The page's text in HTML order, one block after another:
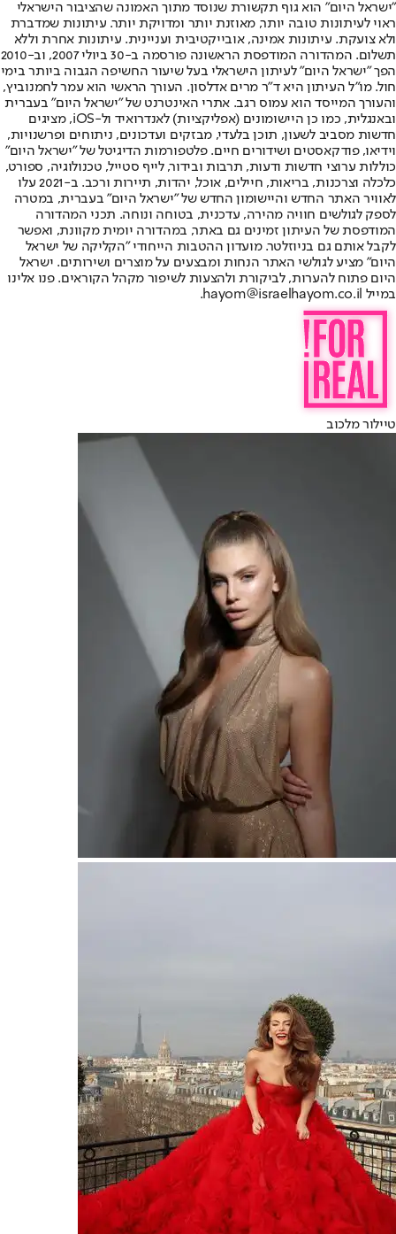
"ישראל היום" הוא גוף תקשורת שנוסד מתוך האמונה שהציבור הישראלי
ראוי לעיתונות טובה יותר, מאוזנת יותר ומדויקת יותר. עיתונות שמדברת
ולא צועקת. עיתונות אמינה, אובייקטיבית ועניינית. עיתונות אחרת וללא
תשלום. המהדורה המודפסת הראשונה פורסמה ב-30 ביולי 2007, וב-2010
הפך "ישראל היום" לעיתון הישראלי בעל שיעור החשיפה הגבוה ביותר בימי
חול. מו"ל העיתון היא ד"ר מרים אדלסון. העורך הראשי הוא עמר לחמנוביץ,
והעורך המייסד הוא עמוס רגב. אתרי האינטרנט של "ישראל היום" בעברית
ובאנגלית, כמו כן היישומונים (אפליקציות) לאנדרואיד ול-iOS, מציגים
חדשות מסביב לשעון, תוכן בלעדי, מבזקים ועדכונים, ניתוחים ופרשנויות,
וידיאו, פודקאסטים ושידורים חיים. פלטפורמות הדיגיטל של "ישראל היום"
כוללות ערוצי חדשות ודעות, תרבות ובידור, לייף סטייל, טכנולוגיה, ספורט,
כלכלה וצרכנות, בריאות, חיילים, אוכל, יהדות, תיירות ורכב. ב-2021 עלו
לאוויר האתר החדש והיישומון החדש של "ישראל היום" בעברית, במטרה
לספק לגולשים חוויה מהירה, עדכנית, בטוחה ונוחה. תכני המהדורה
המודפסת של העיתון זמינים גם באתר, במהדורה יומית מקוונת, ואפשר
לקבל אותם גם בניוזלטר. מועדון ההטבות הייחודי "הקליקה של ישראל
היום" מציע לגולשי האתר הנחות ומבצעים על מוצרים ושירותים. ישראל
היום פתוח להערות, לביקורת ולהצעות לשיפור מקהל הקוראים. פנו אלינו
במייל hayom@israelhayom.co.il.
טיילור מלכוב